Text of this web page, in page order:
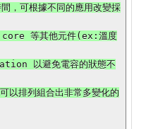
，可根據不同的應用改變採
core 等其他元件(ex:溫度
以避免電容的狀態不
以排列組合出非常多變化的